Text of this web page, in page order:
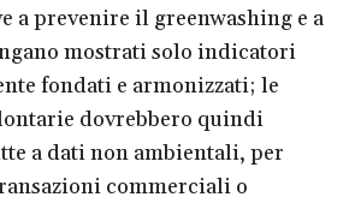
a prevenire il greenwashing e a
mostrati solo indicatori
fondati e armonizzati; le
dovrebbero quindi
a dati non ambientali, per
commerciali o